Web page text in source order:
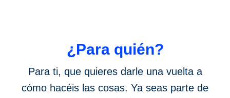
¿Para quién?
Para ti, que quieres darle una vuelta a
cómo hacéis las cosas. Ya seas parte de